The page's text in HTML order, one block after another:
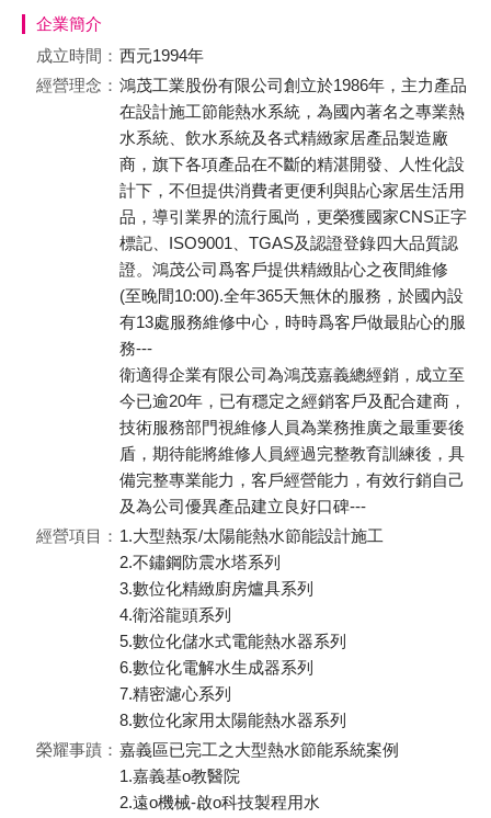
企業簡介
成立時間： 西元1994年
經營理念： 鴻茂工業股份有限公司創立於1986年，主力產品
在設計施工節能熱水系統，為國內著名之專業熱
水系統、飲水系統及各式精緻家居產品製造廠
商，旗下各項產品在不斷的精湛開發、人性化設
計下，不但提供消費者更便利與貼心家居生活用
品，導引業界的流行風尚，更榮獲國家CNS正字
標記、ISO9001、TGAS及認證登錄四大品質認
證。鴻茂公司爲客戶提供精緻貼心之夜間維修
(至晚間10:00).全年365天無休的服務，於國內設
有13處服務維修中心，時時爲客戶做最貼心的服
務---
衛適得企業有限公司為鴻茂嘉義總經銷，成立至
今已逾20年，已有穩定之經銷客戶及配合建商，
技術服務部門視維修人員為業務推廣之最重要後
盾，期待能將維修人員經過完整教育訓練後，具
備完整專業能力，客戶經營能力，有效行銷自己
及為公司優異產品建立良好口碑---
經營項目： 1.大型熱泵/太陽能熱水節能設計施工
2.不鏽鋼防震水塔系列
3.數位化精緻廚房爐具系列
4.衛浴龍頭系列
5.數位化儲水式電能熱水器系列
6.數位化電解水生成器系列
7.精密濾心系列
8.數位化家用太陽能熱水器系列
榮耀事蹟： 嘉義區已完工之大型熱水節能系統案例
1.嘉義基o教醫院
2.遠o機械-啟o科技製程用水